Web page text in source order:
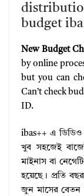
budget
New Budget
by online
but you can
Can’t check
ID.
ibas++ এ
খুব সহজেই
মাইনাস বা
হয়েছে। প্রতি
জুন মাসের বেতন